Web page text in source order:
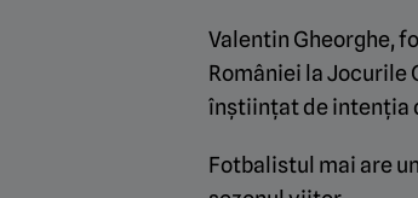
Valentin Gheorghe,
României la Jocurile
înștiințat de intenția
Fotbalistul mai are